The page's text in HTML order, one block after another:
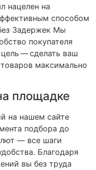
нацелен на
способом
Задержек Мы
покупателя
— сделать ваш
максимально
площадке
на нашем сайте
подбора до
— все шаги
Благодаря
вы без труда